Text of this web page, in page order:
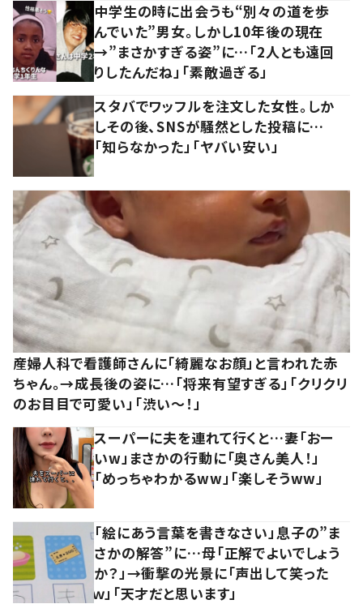
中学生の時に出会うも“別々の道を歩
んでいた”男女。しかし10年後の現在
→”まさかすぎる姿”に…「2人とも遠回
りしたんだね」「素敵過ぎる」
スタバでワッフルを注文した女性。しか
しその後、SNSが騒然とした投稿に…
「知らなかった」「ヤバい安い」
産婦人科で看護師さんに「綺麗なお顔」と言われた赤
ちゃん。→成長後の姿に…「将来有望すぎる」「クリクリ
のお目目で可愛い」「渋い～！」
スーパーに夫を連れて行くと…妻「おー
いw」まさかの行動に「奥さん美人！」
「めっちゃわかるww」「楽しそうww」
「絵にあう言葉を書きなさい」息子の”ま
さかの解答”に…母「正解でよいでしょう
か？」→衝撃の光景に「声出して笑った
ｗ」「天才だと思います」